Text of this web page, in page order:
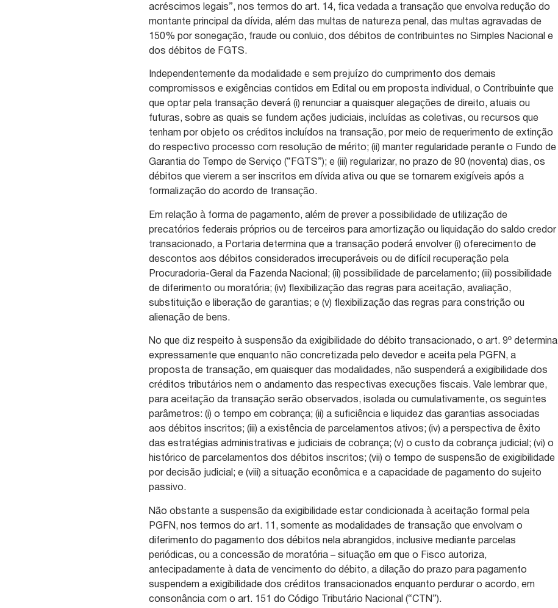
acréscimos legais”, nos termos do art. 14, fica vedada a transação que envolva redução do
montante principal da dívida, além das multas de natureza penal, das multas agravadas de
150% por sonegação, fraude ou conluio, dos débitos de contribuintes no Simples Nacional e
dos débitos de FGTS.
Independentemente da modalidade e sem prejuízo do cumprimento dos demais
compromissos e exigências contidos em Edital ou em proposta individual, o Contribuinte que
que optar pela transação deverá (i) renunciar a quaisquer alegações de direito, atuais ou
futuras, sobre as quais se fundem ações judiciais, incluídas as coletivas, ou recursos que
tenham por objeto os créditos incluídos na transação, por meio de requerimento de extinção
do respectivo processo com resolução de mérito; (ii) manter regularidade perante o Fundo de
Garantia do Tempo de Serviço (“FGTS”); e (iii) regularizar, no prazo de 90 (noventa) dias, os
débitos que vierem a ser inscritos em dívida ativa ou que se tornarem exigíveis após a
formalização do acordo de transação.
Em relação à forma de pagamento, além de prever a possibilidade de utilização de
precatórios federais próprios ou de terceiros para amortização ou liquidação do saldo credor
transacionado, a Portaria determina que a transação poderá envolver (i) oferecimento de
descontos aos débitos considerados irrecuperáveis ou de difícil recuperação pela
Procuradoria-Geral da Fazenda Nacional; (ii) possibilidade de parcelamento; (iii) possibilidade
de diferimento ou moratória; (iv) flexibilização das regras para aceitação, avaliação,
substituição e liberação de garantias; e (v) flexibilização das regras para constrição ou
alienação de bens.
No que diz respeito à suspensão da exigibilidade do débito transacionado, o art. 9º determina
expressamente que enquanto não concretizada pelo devedor e aceita pela PGFN, a
proposta de transação, em quaisquer das modalidades, não suspenderá a exigibilidade dos
créditos tributários nem o andamento das respectivas execuções fiscais. Vale lembrar que,
para aceitação da transação serão observados, isolada ou cumulativamente, os seguintes
parâmetros: (i) o tempo em cobrança; (ii) a suficiência e liquidez das garantias associadas
aos débitos inscritos; (iii) a existência de parcelamentos ativos; (iv) a perspectiva de êxito
das estratégias administrativas e judiciais de cobrança; (v) o custo da cobrança judicial; (vi) o
histórico de parcelamentos dos débitos inscritos; (vii) o tempo de suspensão de exigibilidade
por decisão judicial; e (viii) a situação econômica e a capacidade de pagamento do sujeito
passivo.
Não obstante a suspensão da exigibilidade estar condicionada à aceitação formal pela
PGFN, nos termos do art. 11, somente as modalidades de transação que envolvam o
diferimento do pagamento dos débitos nela abrangidos, inclusive mediante parcelas
periódicas, ou a concessão de moratória – situação em que o Fisco autoriza,
antecipadamente à data de vencimento do débito, a dilação do prazo para pagamento
suspendem a exigibilidade dos créditos transacionados enquanto perdurar o acordo, em
consonância com o art. 151 do Código Tributário Nacional (“CTN”).